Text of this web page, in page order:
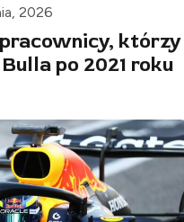
2026
którzy
po 2021 roku